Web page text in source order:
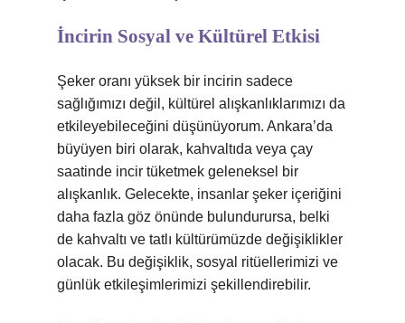
İncirin Sosyal ve Kültürel Etkisi
Şeker oranı yüksek bir incirin sadece
sağlığımızı değil, kültürel alışkanlıklarımızı da
etkileyebileceğini düşünüyorum. Ankara’da
büyüyen biri olarak, kahvaltıda veya çay
saatinde incir tüketmek geleneksel bir
alışkanlık. Gelecekte, insanlar şeker içeriğini
daha fazla göz önünde bulundurursa, belki
de kahvaltı ve tatlı kültürümüzde değişiklikler
olacak. Bu değişiklik, sosyal ritüellerimizi ve
günlük etkileşimlerimizi şekillendirebilir.